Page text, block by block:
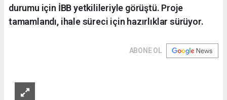
durumu için İBB yetkilileriyle görüştü. Proje
tamamlandı, ihale süreci için hazırlıklar sürüyor.
ABONE OL